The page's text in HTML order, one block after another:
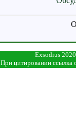
Exsodius 2020
При цитировании ссылка